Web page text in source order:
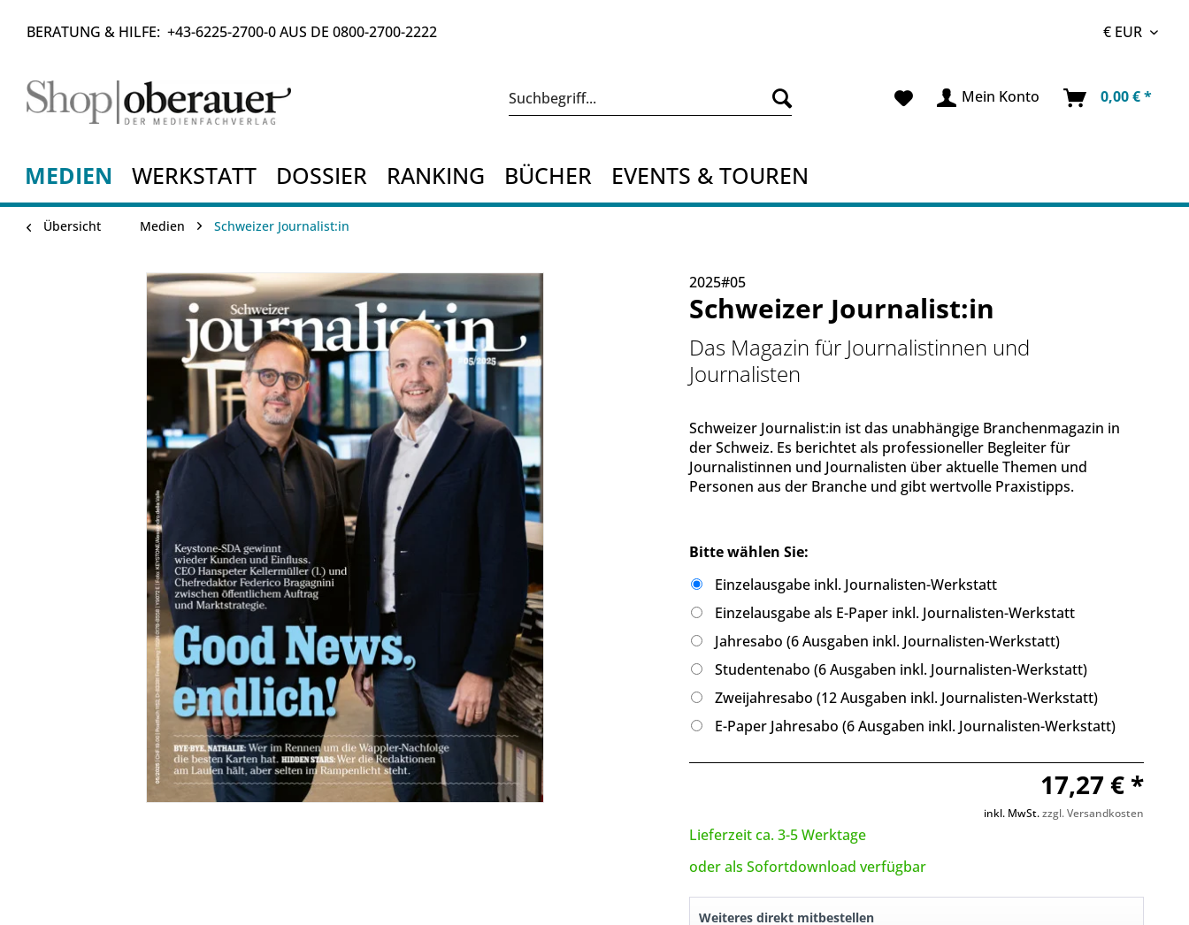
BERATUNG & HILFE: +43-6225-2700-0AUS DE 0800-2700-2222
Mein Konto 0,00 € *
MEDIEN WERKSTATT DOSSIER RANKING BÜCHER EVENTS & TOUREN
Übersicht Medien Schweizer Journalist:in
2025#05
Schweizer Journalist:in
Das Magazin für Journalistinnen und
Journalisten
Schweizer Journalist:in ist das unabhängige Branchenmagazin in
der Schweiz. Es berichtet als professioneller Begleiter für
Journalistinnen und Journalisten über aktuelle Themen und
Personen aus der Branche und gibt wertvolle Praxistipps.
Bitte wählen Sie:
Einzelausgabe inkl. Journalisten-Werkstatt
Einzelausgabe als E-Paper inkl. Journalisten-Werkstatt
Jahresabo (6 Ausgaben inkl. Journalisten-Werkstatt)
Studentenabo (6 Ausgaben inkl. Journalisten-Werkstatt)
Zweijahresabo (12 Ausgaben inkl. Journalisten-Werkstatt)
E-Paper Jahresabo (6 Ausgaben inkl. Journalisten-Werkstatt)
17,27 € *
inkl. MwSt.zzgl. Versandkosten
Lieferzeit ca. 3-5 Werktage
oder als Sofortdownload verfügbar
Weiteres direkt mitbestellen